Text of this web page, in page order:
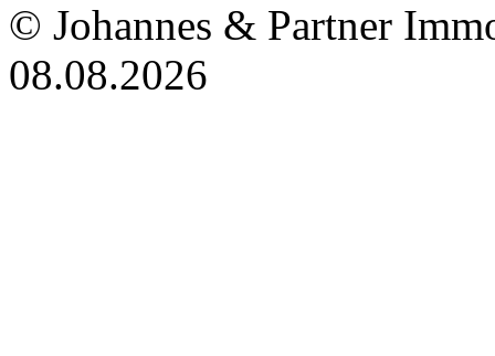
© Johannes & Partner
08.08.2026